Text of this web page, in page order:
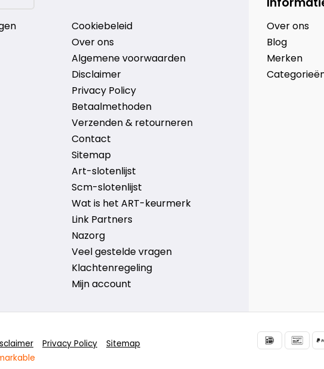
Cookiebeleid
Over ons
Algemene voorwaarden
Disclaimer
Privacy Policy
Betaalmethoden
Verzenden & retourneren
Contact
Sitemap
Art-slotenlijst
Scm-slotenlijst
Wat is het ART-keurmerk
Link Partners
Nazorg
Veel gestelde vragen
Klachtenregeling
Mijn account
Over ons
Blog
Merken
Privacy Policy
Sitemap